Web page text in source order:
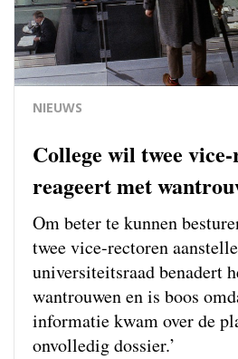
NIEUWS
College wil twee
reageert met
Om beter te kunnen
twee vice-rectoren
universiteitsraad benadert
wantrouwen en is boos
informatie kwam over de
onvolledig dossier.’